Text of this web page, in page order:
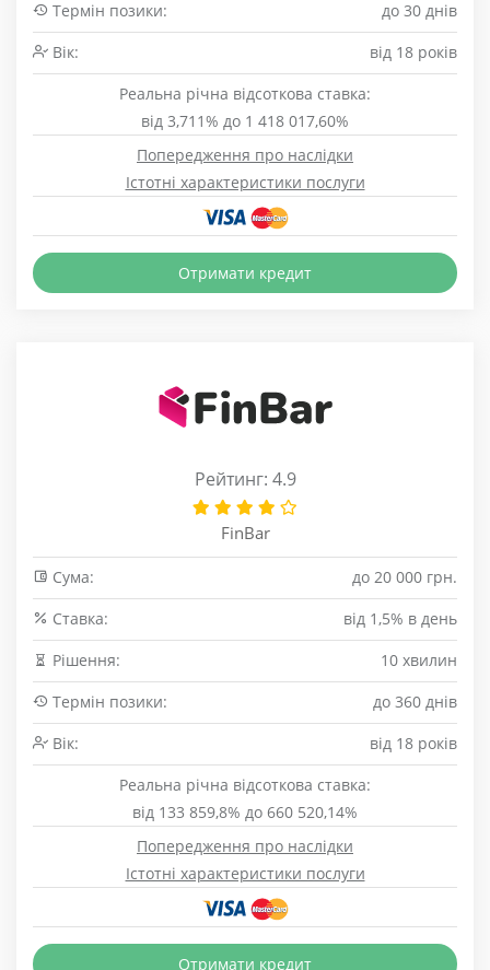
Термін позики:
до 30 днів
Вік:
від 18 років
Реальна річна відсоткова ставка:
від 3,711% до 1 418 017,60%
Попередження про наслідки
Істотні характеристики послуги
Отримати кредит
Рейтинг: 4.9
FinBar
Сума:
до 20 000 грн.
Cтавка:
від 1,5% в день
Рішення:
10 хвилин
Термін позики:
до 360 днів
Вік:
від 18 років
Реальна річна відсоткова ставка:
від 133 859,8% до 660 520,14%
Попередження про наслідки
Істотні характеристики послуги
Отримати кредит